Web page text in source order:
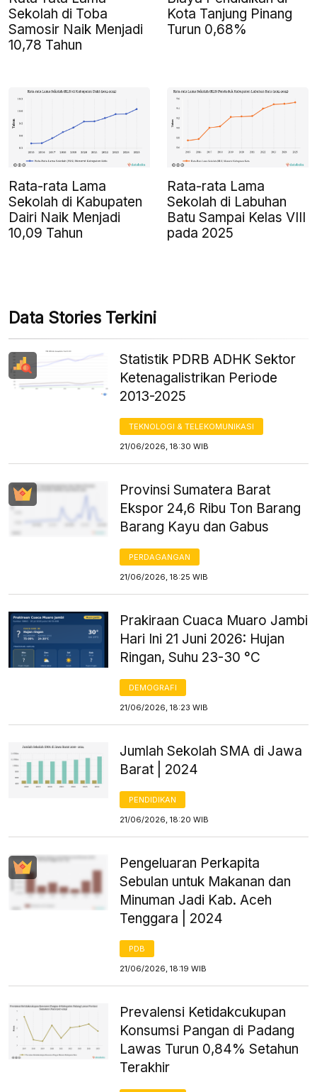
Sekolah di Toba
Samosir Naik Menjadi
10,78 Tahun
Kota Tanjung Pinang
Turun 0,68%
Rata-rata Lama
Sekolah di Kabupaten
Dairi Naik Menjadi
10,09 Tahun
Rata-rata Lama
Sekolah di Labuhan
Batu Sampai Kelas VIII
pada 2025
Data Stories Terkini
Statistik PDRB ADHK Sektor
Ketenagalistrikan Periode
2013-2025
TEKNOLOGI & TELEKOMUNIKASI
21/06/2026, 18:30 WIB
Provinsi Sumatera Barat
Ekspor 24,6 Ribu Ton Barang
Barang Kayu dan Gabus
PERDAGANGAN
21/06/2026, 18:25 WIB
Prakiraan Cuaca Muaro Jambi
Hari Ini 21 Juni 2026: Hujan
Ringan, Suhu 23-30 °C
DEMOGRAFI
21/06/2026, 18:23 WIB
Jumlah Sekolah SMA di Jawa
Barat | 2024
PENDIDIKAN
21/06/2026, 18:20 WIB
Pengeluaran Perkapita
Sebulan untuk Makanan dan
Minuman Jadi Kab. Aceh
Tenggara | 2024
PDB
21/06/2026, 18:19 WIB
Prevalensi Ketidakcukupan
Konsumsi Pangan di Padang
Lawas Turun 0,84% Setahun
Terakhir